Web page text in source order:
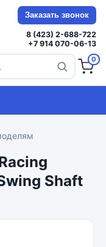
Заказать звонок
8 (423) 2-688-722
+7 914 070-06-13
0
Shaft